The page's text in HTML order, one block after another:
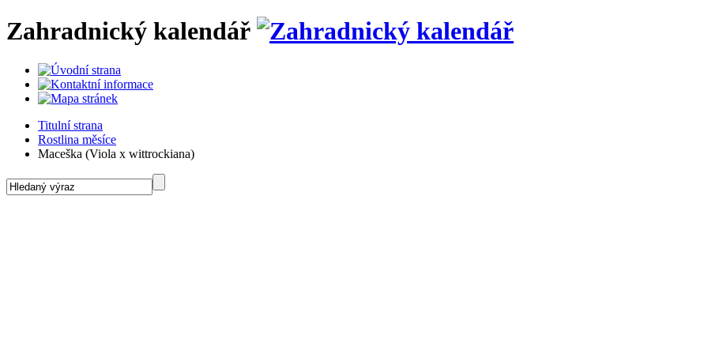
Zahradnický kalendář
Titulní strana
Rostlina měsíce
Maceška (Viola x wittrockiana)